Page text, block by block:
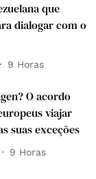
que
dialogar com o
9 Horas
O acordo
viajar
suas exceções
9 Horas